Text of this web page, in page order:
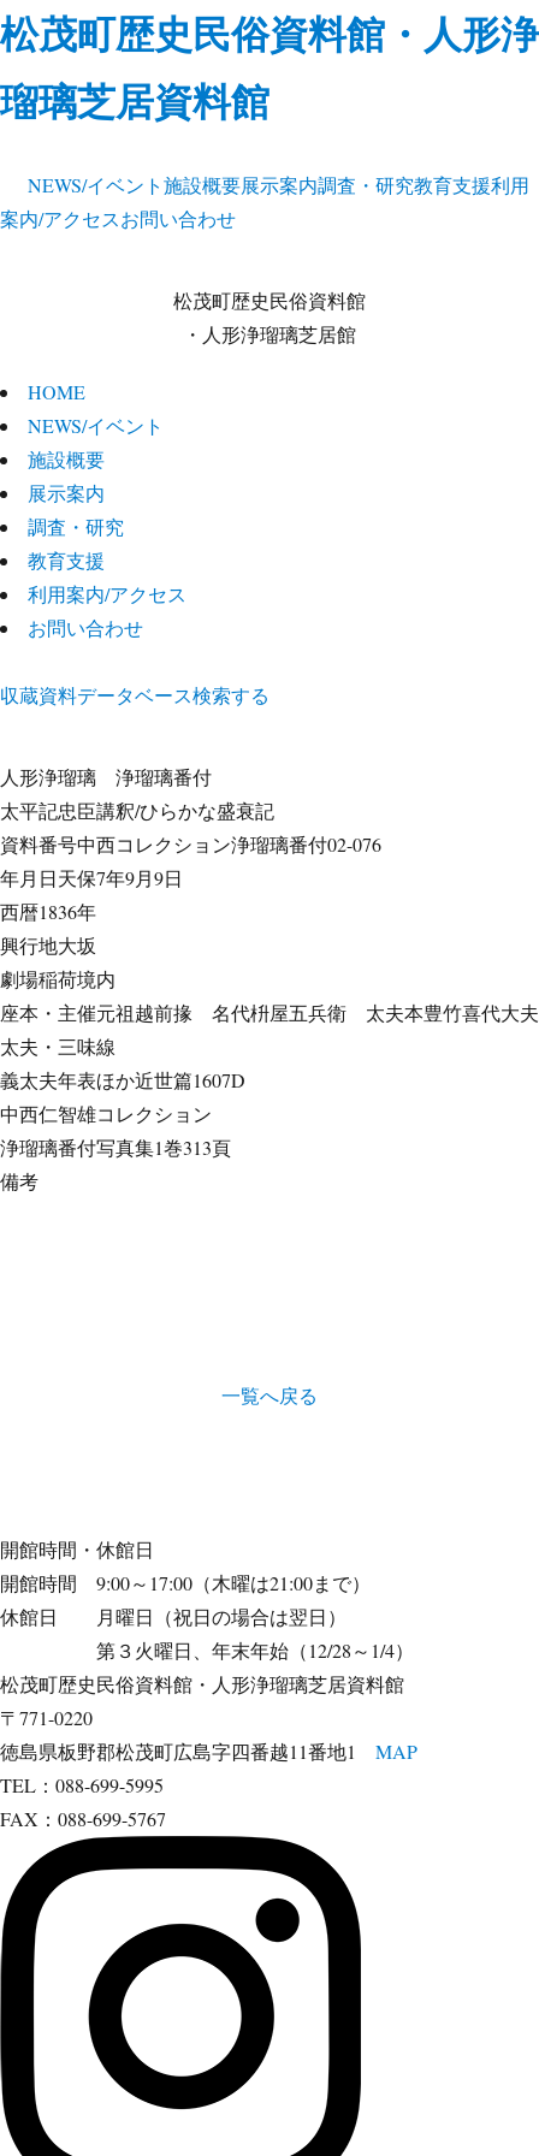
松茂町歴史民俗資料館・人形浄
瑠璃芝居資料館
NEWS/イベント施設概要展示案内調査・研究教育支援利用
案内/アクセスお問い合わせ
松茂町歴史民俗資料館
・人形浄瑠璃芝居館
HOME
NEWS/イベント
施設概要
展示案内
調査・研究
教育支援
利用案内/アクセス
お問い合わせ
収蔵資料データベース検索する
人形浄瑠璃 浄瑠璃番付
太平記忠臣講釈/ひらかな盛衰記
資料番号中西コレクション浄瑠璃番付02-076
年月日天保7年9月9日
西暦1836年
興行地大坂
劇場稲荷境内
座本・主催元祖越前掾 名代枡屋五兵衛 太夫本豊竹喜代大夫
太夫・三味線
義太夫年表ほか近世篇1607D
中西仁智雄コレクション
浄瑠璃番付写真集1巻313頁
備考
一覧へ戻る
開館時間・休館日
開館時間 9:00～17:00（木曜は21:00まで）
休館日 月曜日（祝日の場合は翌日）
第３火曜日、年末年始（12/28～1/4）
松茂町歴史民俗資料館・人形浄瑠璃芝居資料館
〒771-0220
徳島県板野郡松茂町広島字四番越11番地1 MAP
TEL：088-699-5995
FAX：088-699-5767